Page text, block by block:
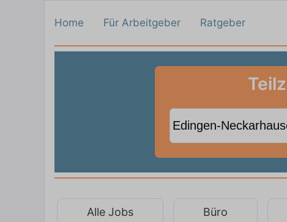
Home Für Arbeitgeber Ratgeber
Alle Jobs Büro